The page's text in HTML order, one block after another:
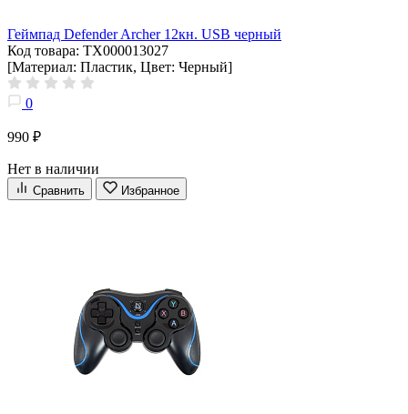
Геймпад Defender Archer 12кн. USB черный
Код товара: ТХ000013027
[Материал: Пластик, Цвет: Черный]
0
990 ₽
Нет в наличии
Сравнить Избранное